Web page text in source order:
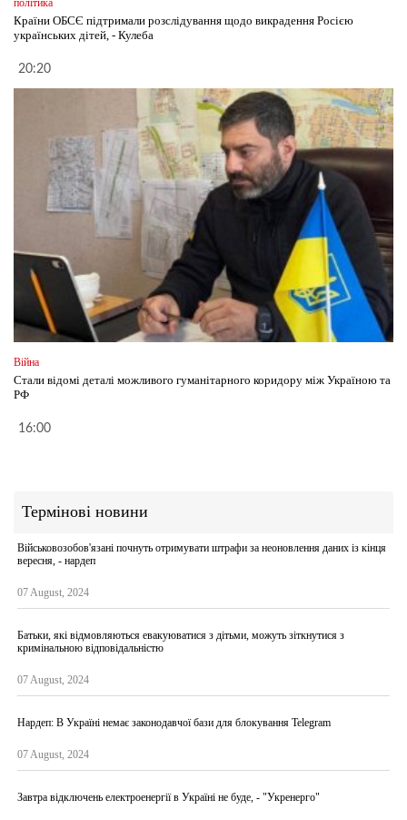
політика
Країни ОБСЄ підтримали розслідування щодо викрадення Росією
українських дітей, - Кулеба
20:20
Війна
Стали відомі деталі можливого гуманітарного коридору між Україною та
РФ
16:00
Термінові новини
Військовозобов'язані почнуть отримувати штрафи за неоновлення даних із кінця
вересня, - нардеп
07 August, 2024
Батьки, які відмовляються евакуюватися з дітьми, можуть зіткнутися з
кримінальною відповідальністю
07 August, 2024
Нардеп: В Україні немає законодавчої бази для блокування Telegram
07 August, 2024
Завтра відключень електроенергії в Україні не буде, - "Укренерго"